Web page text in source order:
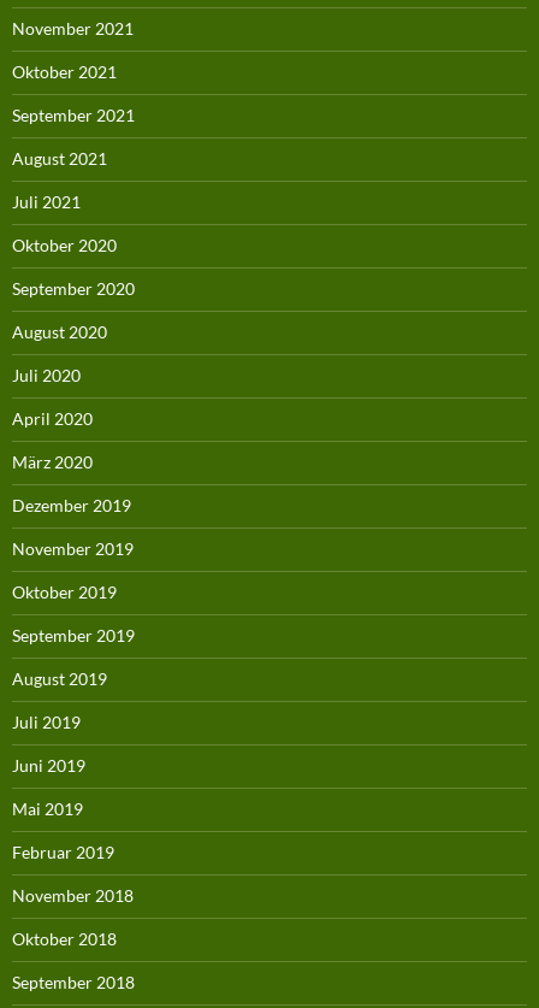
November 2021
Oktober 2021
September 2021
August 2021
Juli 2021
Oktober 2020
September 2020
August 2020
Juli 2020
April 2020
März 2020
Dezember 2019
November 2019
Oktober 2019
September 2019
August 2019
Juli 2019
Juni 2019
Mai 2019
Februar 2019
November 2018
Oktober 2018
September 2018